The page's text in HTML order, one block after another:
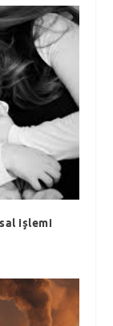
işlemi